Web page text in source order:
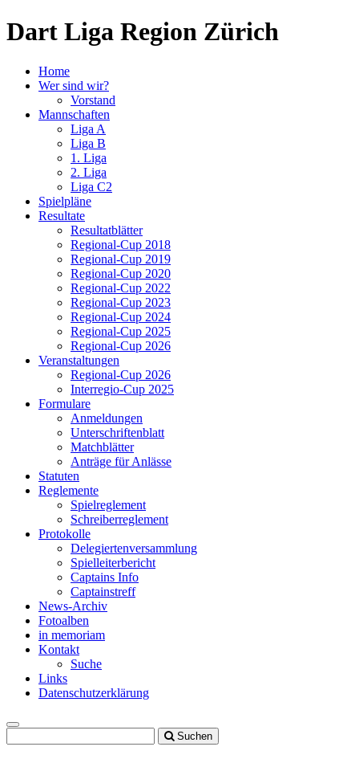
Dart Liga Region Zürich
Home
Wer sind wir?
Vorstand
Mannschaften
Liga A
Liga B
1. Liga
2. Liga
Liga C2
Spielpläne
Resultate
Resultatblätter
Regional-Cup 2018
Regional-Cup 2019
Regional-Cup 2020
Regional-Cup 2022
Regional-Cup 2023
Regional-Cup 2024
Regional-Cup 2025
Regional-Cup 2026
Veranstaltungen
Regional-Cup 2026
Interregio-Cup 2025
Formulare
Anmeldungen
Unterschriftenblatt
Matchblätter
Anträge für Anlässe
Statuten
Reglemente
Spielreglement
Schreiberreglement
Protokolle
Delegiertenversammlung
Spielleiterbericht
Captains Info
Captainstreff
News-Archiv
Fotoalben
in memoriam
Kontakt
Suche
Links
Datenschutzerklärung
Toggle
navigation
Suchen